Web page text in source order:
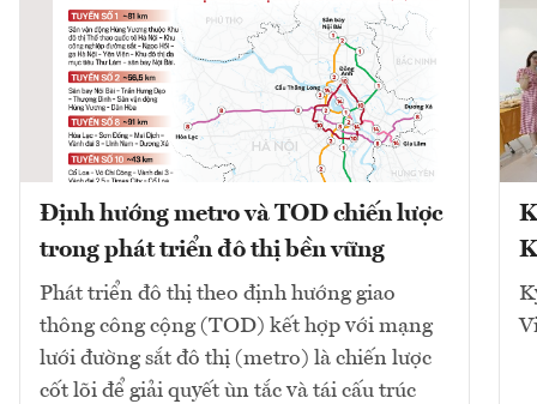
Định hướng metro và TOD chiến lược
trong phát triển đô thị bền vững
Phát triển đô thị theo định hướng giao
thông công cộng (TOD) kết hợp với mạng
lưới đường sắt đô thị (metro) là chiến lược
cốt lõi để giải quyết ùn tắc và tái cấu trúc